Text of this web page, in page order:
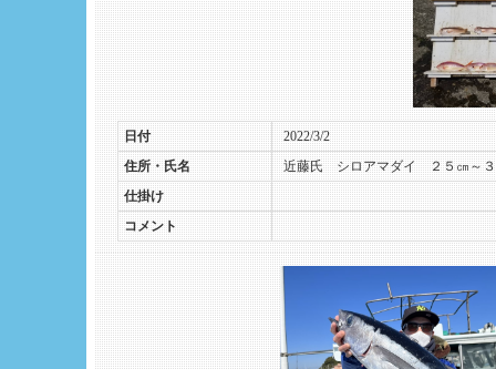
日付
2022/3/2
住所・氏名
近藤氏 シロアマダイ ２５㎝
仕掛け
コメント